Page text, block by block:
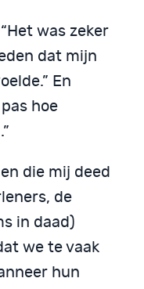
was zeker
dat mijn
En
hoe
die mij deed
de
in daad)
we te vaak
hun